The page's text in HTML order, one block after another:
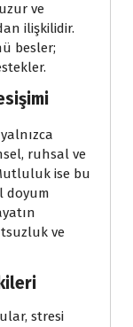
ve
ilişkilidir.
besler;
ruhsal ve
ise bu
doyum
ve
stresi